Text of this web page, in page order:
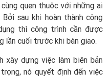
quen thuộc với những ai
sau khi hoàn thành công
thì công trình cần được
lần cuối trước khi bàn giao.
xây dựng việc làm biên bản
nó quyết định đến việc